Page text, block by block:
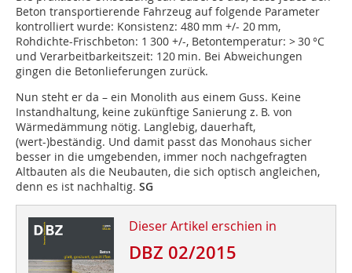
Beton transportierende Fahrzeug auf folgende Parameter
kontrolliert wurde: Konsistenz: 480 mm +/- 20 mm,
Rohdichte-Frischbeton: 1 300 +/-, Betontemperatur: > 30 °C
und Verarbeitbarkeitszeit: 120 min. Bei Abweichungen
gingen die Betonlieferungen zurück.
Nun steht er da – ein Monolith aus einem Guss. Keine
Instandhaltung, keine zukünftige Sanierung z. B. von
Wärmedämmung nötig. Langlebig, dauerhaft,
(wert-)beständig. Und damit passt das Monohaus sicher
besser in die umgebenden, immer noch nachgefragten
Altbauten als die Neubauten, die sich optisch angleichen,
denn es ist nachhaltig. SG
Dieser Artikel erschien in
DBZ 02/2015